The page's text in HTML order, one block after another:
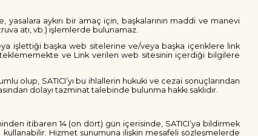
yasalara aykırı bir amaç için, başkalarının maddi ve manevi
atı, vb.) işlemlerde bulunamaz.
işlettiği başka web sitelerine ve/veya başka içeriklere link
ve Link verilen web sitesinin içerdiği bilgilere
olup, SATICI’yı bu ihlallerin hukuki ve cezai sonuçlarından
dolayı tazminat talebinde bulunma hakkı saklıdır.
itibaren 14 (on dört) gün içerisinde, SATICI’ya bildirmek
Hizmet sunumuna ilişkin mesafeli sözleşmelerde